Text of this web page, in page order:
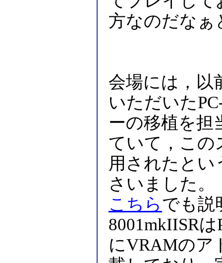
方なのだなぁ
会場には，以
いただいた
ーの移植を担
ていて，この
用されたとい
さいました。
こちら でも説
8001mkIISR
にVRAMのア